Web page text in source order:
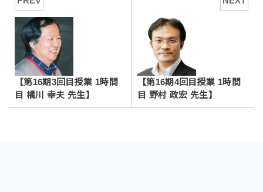
【第16期3回目授業 1時間
目 橘川 幸夫 先生】
【第16期4回目授業 1時間
目 野村 政宏 先生】